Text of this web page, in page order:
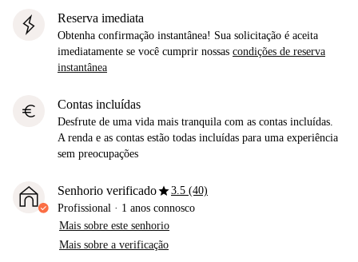
Reserva imediata
Obtenha confirmação instantânea! Sua solicitação é aceita
imediatamente se você cumprir nossas condições de reserva
instantânea
euro Contas incluídas
Desfrute de uma vida mais tranquila com as contas incluídas.
A renda e as contas estão todas incluídas para uma experiência
sem preocupações
Senhorio verificadostar3.5 (40)
Profissional · 1 anos connosco
Mais sobre este senhorio
Mais sobre a verificação